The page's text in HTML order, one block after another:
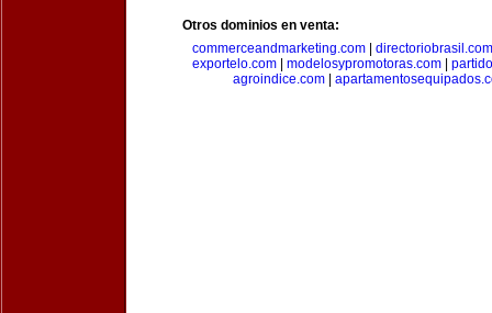
Otros dominios en venta:
commerceandmarketing.com| directoriobrasil.com
exportelo.com
modelosypromotoras.com
agroindice.com